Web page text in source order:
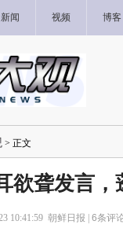
新闻 视频 博客
> 正文
欲聋发言
10:41:59 朝鲜日报 | 6条评